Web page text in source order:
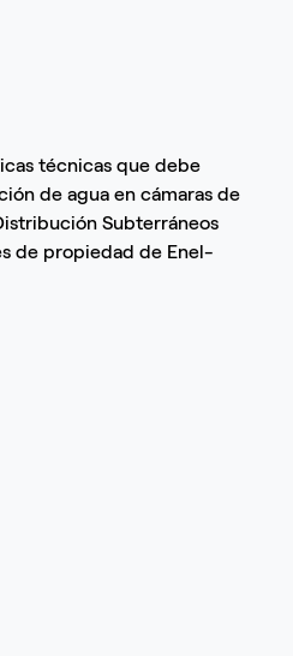
técnicas que debe
de agua en cámaras de
Subterráneos
de propiedad de Enel-